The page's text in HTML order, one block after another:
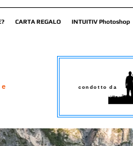
CARTA REGALO INTUITIV Photoshop
condotto da